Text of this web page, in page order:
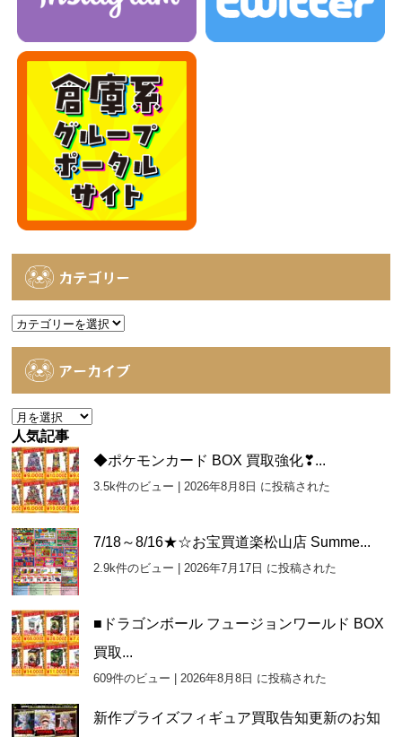
カテゴリー
カ
アーカイブ
ア
ー
カ
イ
ブ
人気記事
◆ポケモンカード BOX 買取強化❣...
3.5k件のビュー 2026年8月8日 に投稿された
7/18～8/16★☆お宝買道楽松山店 Summe...
2.9k件のビュー 2026年7月17日 に投稿された
■ドラゴンボール フュージョンワールド BOX
買取...
609件のビュー 2026年8月8日 に投稿された
新作プライズフィギュア買取告知更新のお知